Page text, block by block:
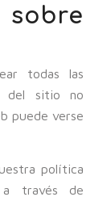
todas las
del sitio no
puede verse
política
a través de